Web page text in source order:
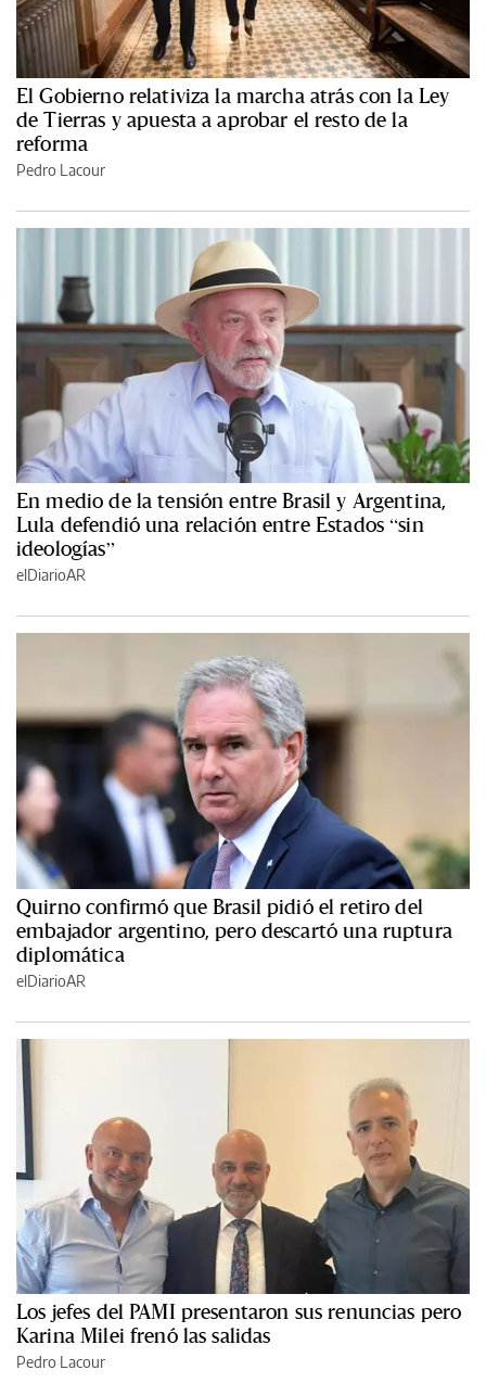
El Gobierno relativiza la marcha atrás con la Ley
de Tierras y apuesta a aprobar el resto de la
reforma
Pedro Lacour
En medio de la tensión entre Brasil y Argentina,
Lula defendió una relación entre Estados “sin
ideologías”
elDiarioAR
Quirno confirmó que Brasil pidió el retiro del
embajador argentino, pero descartó una ruptura
diplomática
elDiarioAR
Los jefes del PAMI presentaron sus renuncias pero
Karina Milei frenó las salidas
Pedro Lacour